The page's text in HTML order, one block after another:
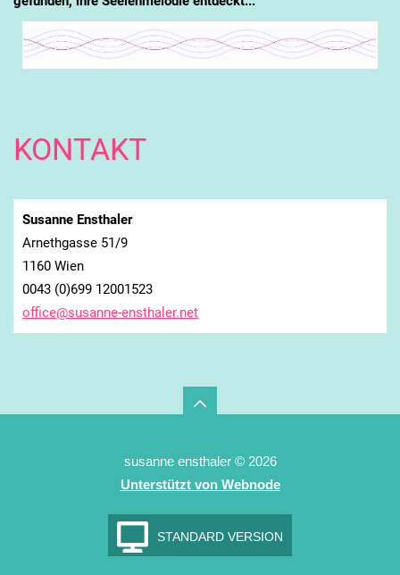
KONTAKT
Susanne Ensthaler
Arnethgasse 51/9
1160 Wien
0043 (0)699 12001523
office@susanne-ensthaler.net
susanne ensthaler © 2026
Unterstützt von Webnode
STANDARD VERSION